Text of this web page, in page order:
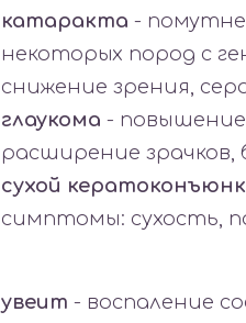
катаракта -
некоторых пород с
снижение зрения,
глаукома - повышение
расширение зрачков,
сухой
симптомы: сухость,
увеит - воспаление